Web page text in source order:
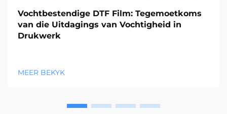
Vochtbestendige DTF Film: Tegemoetkoms
van die Uitdagings van Vochtigheid in
Drukwerk
MEER BEKYK